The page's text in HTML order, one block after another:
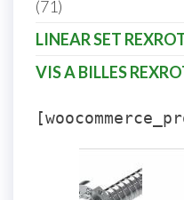
71
LINEAR SET
VIS A BILLES